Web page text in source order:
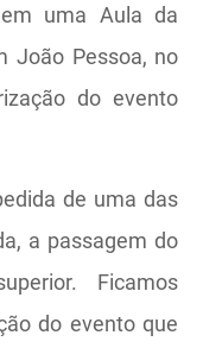
uma Aula da
João Pessoa, no
do evento
de uma das
a passagem do
Ficamos
do evento que